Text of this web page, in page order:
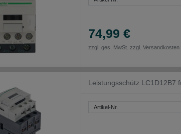
74,99 €
zzgl. ges. MwSt. zzgl. Versandkosten
Leistungsschütz LC1D12B7
Artikel-Nr.